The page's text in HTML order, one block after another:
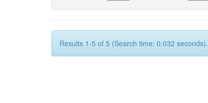
Results 1-5 of 5 (Search time: 0.032 seconds).